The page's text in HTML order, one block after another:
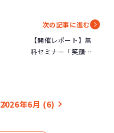
次の記事に進む
【開催レポート】無
料セミナー「笑顔で
2026年6月 (6)